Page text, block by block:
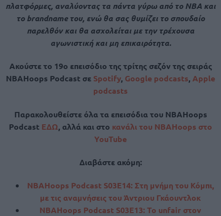
πλατφόρμες, αναλύοντας τα πάντα γύρω από το ΝΒΑ και
το brandname του, ενώ θα σας θυμίζει το σπουδαίο
παρελθόν και θα ασχολείται με την τρέχουσα
αγωνιστική και μη επικαιρότητα.
Ακούστε το 19o επεισόδιο της τρίτης σεζόν της σειράς
NBAHoops Podcast σε Spotify, Google podcasts, Apple
podcasts
Παρακολουθείστε όλα τα επεισόδια του NBAHoops
Podcast ΕΔΩ, αλλά και στο κανάλι του NBAHoops στο
YouTube
Διαβάστε ακόμη:
NBAHoops Podcast S03E14: Στη μνήμη του Κόμπι,
με τις αναμνήσεις του Άντριου Γκάουντλοκ
NBAHoops Podcast S03E13: Το unfair στον